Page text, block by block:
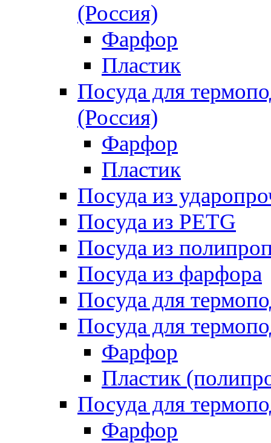
(Россия)
Фарфор
Пластик
Посуда для
(Россия)
Фарфор
Пластик
Посуда из
Посуда из PETG
Посуда из
Посуда из фарфора
Посуда для
Посуда для
Фарфор
Пластик
Посуда для
Фарфор